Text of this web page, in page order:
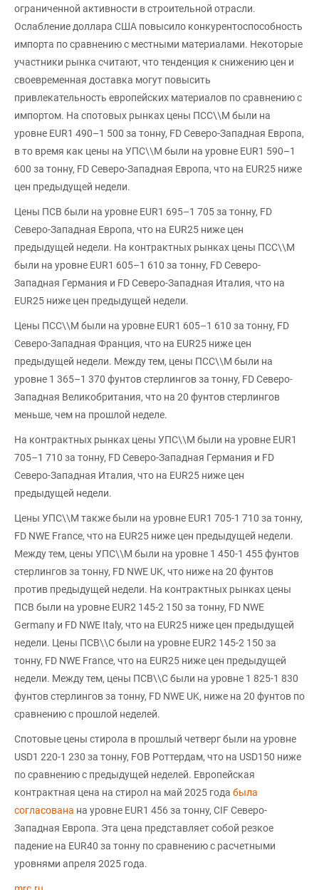
ограниченной активности в строительной отрасли.
Ослабление доллара США повысило конкурентоспособность
импорта по сравнению с местными материалами. Некоторые
участники рынка считают, что тенденция к снижению цен и
своевременная доставка могут повысить
привлекательность европейских материалов по сравнению с
импортом. На спотовых рынках цены ПСС\\М были на
уровне EUR1 490–1 500 за тонну, FD Северо-Западная Европа,
в то время как цены на УПС\\М были на уровне EUR1 590–1
600 за тонну, FD Северо-Западная Европа, что на EUR25 ниже
цен предыдущей недели.
Цены ПСВ были на уровне EUR1 695–1 705 за тонну, FD
Северо-Западная Европа, что на EUR25 ниже цен
предыдущей недели. На контрактных рынках цены ПСС\\М
были на уровне EUR1 605–1 610 за тонну, FD Северо-
Западная Германия и FD Северо-Западная Италия, что на
EUR25 ниже цен предыдущей недели.
Цены ПСС\\М были на уровне EUR1 605–1 610 за тонну, FD
Северо-Западная Франция, что на EUR25 ниже цен
предыдущей недели. Между тем, цены ПСС\\М были на
уровне 1 365–1 370 фунтов стерлингов за тонну, FD Северо-
Западная Великобритания, что на 20 фунтов стерлингов
меньше, чем на прошлой неделе.
На контрактных рынках цены УПС\\М были на уровне EUR1
705–1 710 за тонну, FD Северо-Западная Германия и FD
Северо-Западная Италия, что на EUR25 ниже цен
предыдущей недели.
Цены УПС\\М также были на уровне EUR1 705-1 710 за тонну,
FD NWE France, что на EUR25 ниже цен предыдущей недели.
Между тем, цены УПС\\М были на уровне 1 450-1 455 фунтов
стерлингов за тонну, FD NWE UK, что ниже на 20 фунтов
против предыдущей недели. На контрактных рынках цены
ПСВ были на уровне EUR2 145-2 150 за тонну, FD NWE
Germany и FD NWE Italy, что на EUR25 ниже цен предыдущей
недели. Цены ПСВ\\С были на уровне EUR2 145-2 150 за
тонну, FD NWE France, что на EUR25 ниже цен предыдущей
недели. Между тем, цены ПСВ\\С были на уровне 1 825-1 830
фунтов стерлингов за тонну, FD NWE UK, ниже на 20 фунтов по
сравнению с прошлой неделей.
Спотовые цены стирола в прошлый четверг были на уровне
USD1 220-1 230 за тонну, FOB Роттердам, что на USD150 ниже
по сравнению с предыдущей неделей. Европейская
контрактная цена на стирол на май 2025 года была
согласована на уровне EUR1 456 за тонну, CIF Северо-
Западная Европа. Эта цена представляет собой резкое
падение на EUR40 за тонну по сравнению с расчетными
уровнями апреля 2025 года.